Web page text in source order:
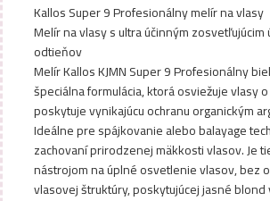
Kallos Super 9 Profesionálny melír na vlasy
Melír na vlasy s ultra účinným zosvetľujúcim
odtieňov
Melír Kallos KJMN Super 9 Profesionálny
špeciálna formulácia, ktorá osviežuje vlasy
poskytuje vynikajúcu ochranu organickým
Ideálne pre spájkovanie alebo balayage
zachovaní prirodzenej mäkkosti vlasov. Je
nástrojom na úplné osvetlenie vlasov, bez
vlasovej štruktúry, poskytujúcej jasné blond